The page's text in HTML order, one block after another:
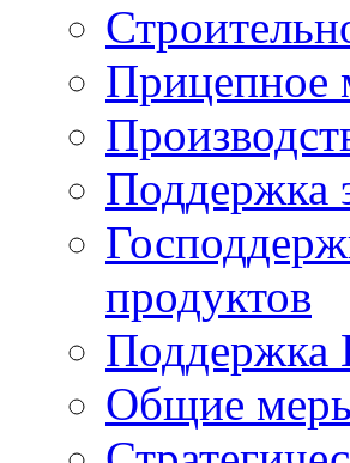
Прицепное
Поддержка
продуктов
Общие